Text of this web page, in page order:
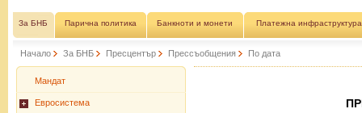
За БНБ Парична политика Банкноти и монети Платежна инфраструктура
Начало За БНБ Пресцентър Прессъобщения По дата
Мандат
Евросистема